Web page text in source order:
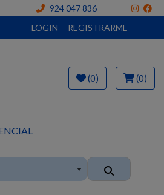
924 047 836
LOGIN REGISTRARME
(0) (0)